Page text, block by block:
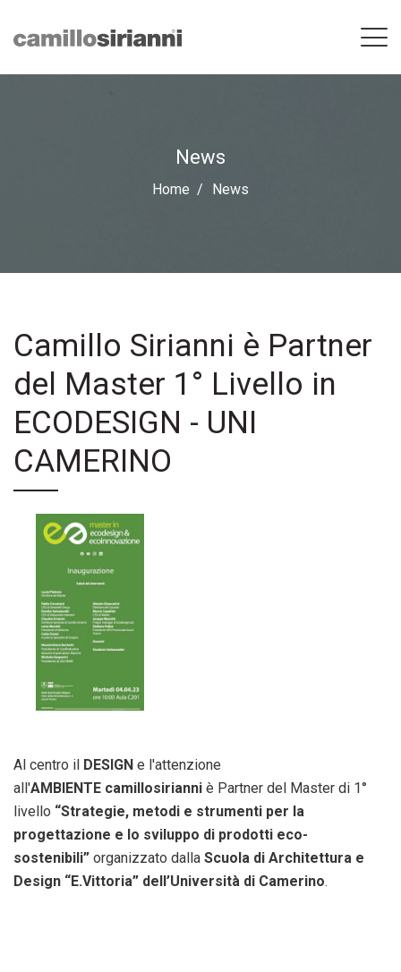
News
Home News
Camillo Sirianni è Partner
del Master 1° Livello in
ECODESIGN - UNI
CAMERINO
Al centro il DESIGN e l'attenzione
all'AMBIENTE camillosirianni è Partner del Master di 1°
livello “Strategie, metodi e strumenti per la
progettazione e lo sviluppo di prodotti eco-
sostenibili” organizzato dalla Scuola di Architettura e
Design “E.Vittoria” dell’Università di Camerino.